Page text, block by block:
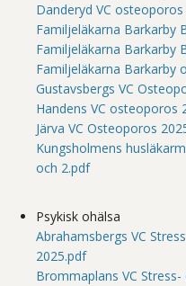
Danderyd VC
Familjeläkarna Barkarby
Familjeläkarna Barkarby
Familjeläkarna Barkarby
Gustavsbergs VC
Handens VC osteoporos
Järva VC Osteoporos
Kungsholmens
och 2.pdf
Psykisk ohälsa
Abrahamsbergs VC
2025.pdf
Brommaplans VC